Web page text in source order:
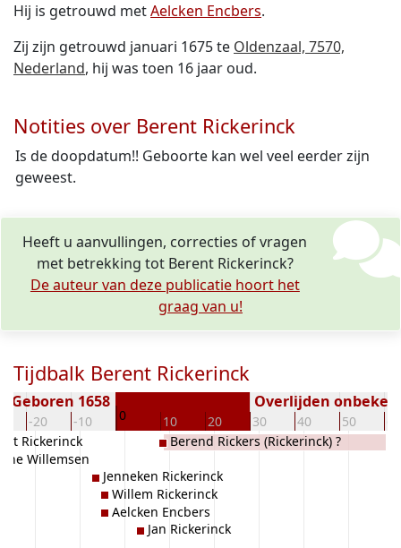
Hij is getrouwd metAelcken Encbers.
Zij zijn getrouwd januari 1675 te Oldenzaal, 7570,
Nederland, hij was toen 16 jaar oud.
Notities over Berent Rickerinck
Is de doopdatum!! Geboorte kan wel veel eerder zijn
geweest.
Heeft u aanvullingen, correcties of vragen
met betrekking tot Berent Rickerinck?
De auteur van deze publicatie hoort het
graag van u!
Tijdbalk Berent Rickerinck
-20 -10 0 10 20 30 40 50
Geboren 1658 Overlijden
Rickerinck
Willemsen
Jenneken Rickerinck
Willem Rickerinck
Aelcken Encbers
Jan Rickerinck
Berend Rickers (Rickerinck) ?